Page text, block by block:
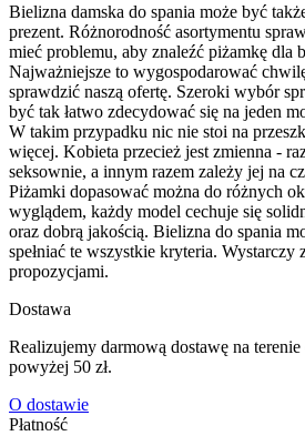
Bielizna damska do spania może być
prezent. Różnorodność asortymentu
mieć problemu, aby znaleźć piżamkę dla
Najważniejsze to wygospodarować
sprawdzić naszą ofertę. Szeroki wybór
być tak łatwo zdecydować się na jeden
W takim przypadku nic nie stoi na
więcej. Kobieta przecież jest zmienna -
seksownie, a innym razem zależy jej na
Piżamki dopasować można do różnych
wyglądem, każdy model cechuje się
oraz dobrą jakością. Bielizna do spania
spełniać te wszystkie kryteria. Wystarczy
propozycjami.
Dostawa
Realizujemy darmową dostawę na
powyżej 50 zł.
O dostawie
Płatność